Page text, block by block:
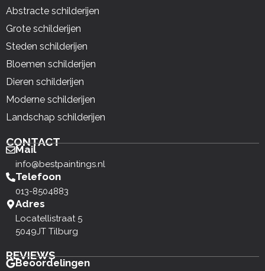
Abstracte schilderijen
Grote schilderijen
Steden schilderijen
Bloemen schilderijen
Dieren schilderijen
Moderne schilderijen
Landschap schilderijen
CONTACT
Mail
info@bestpaintings.nl
Telefoon
013-8504883
Adres
Locatellistraat 5
5049JT Tilburg
REVIEWS
Beoordelingen